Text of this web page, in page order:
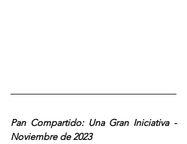
Pan Compartido: Una Gran Iniciativa -
Noviembre de 2023